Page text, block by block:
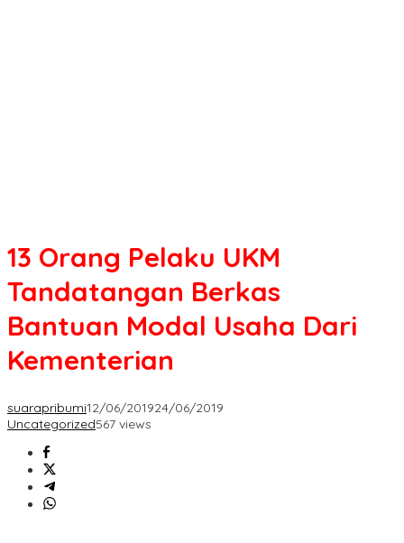
13 Orang Pelaku UKM
Tandatangan Berkas
Bantuan Modal Usaha Dari
Kementerian
suarapribumi12/06/201924/06/2019
Uncategorized567 views